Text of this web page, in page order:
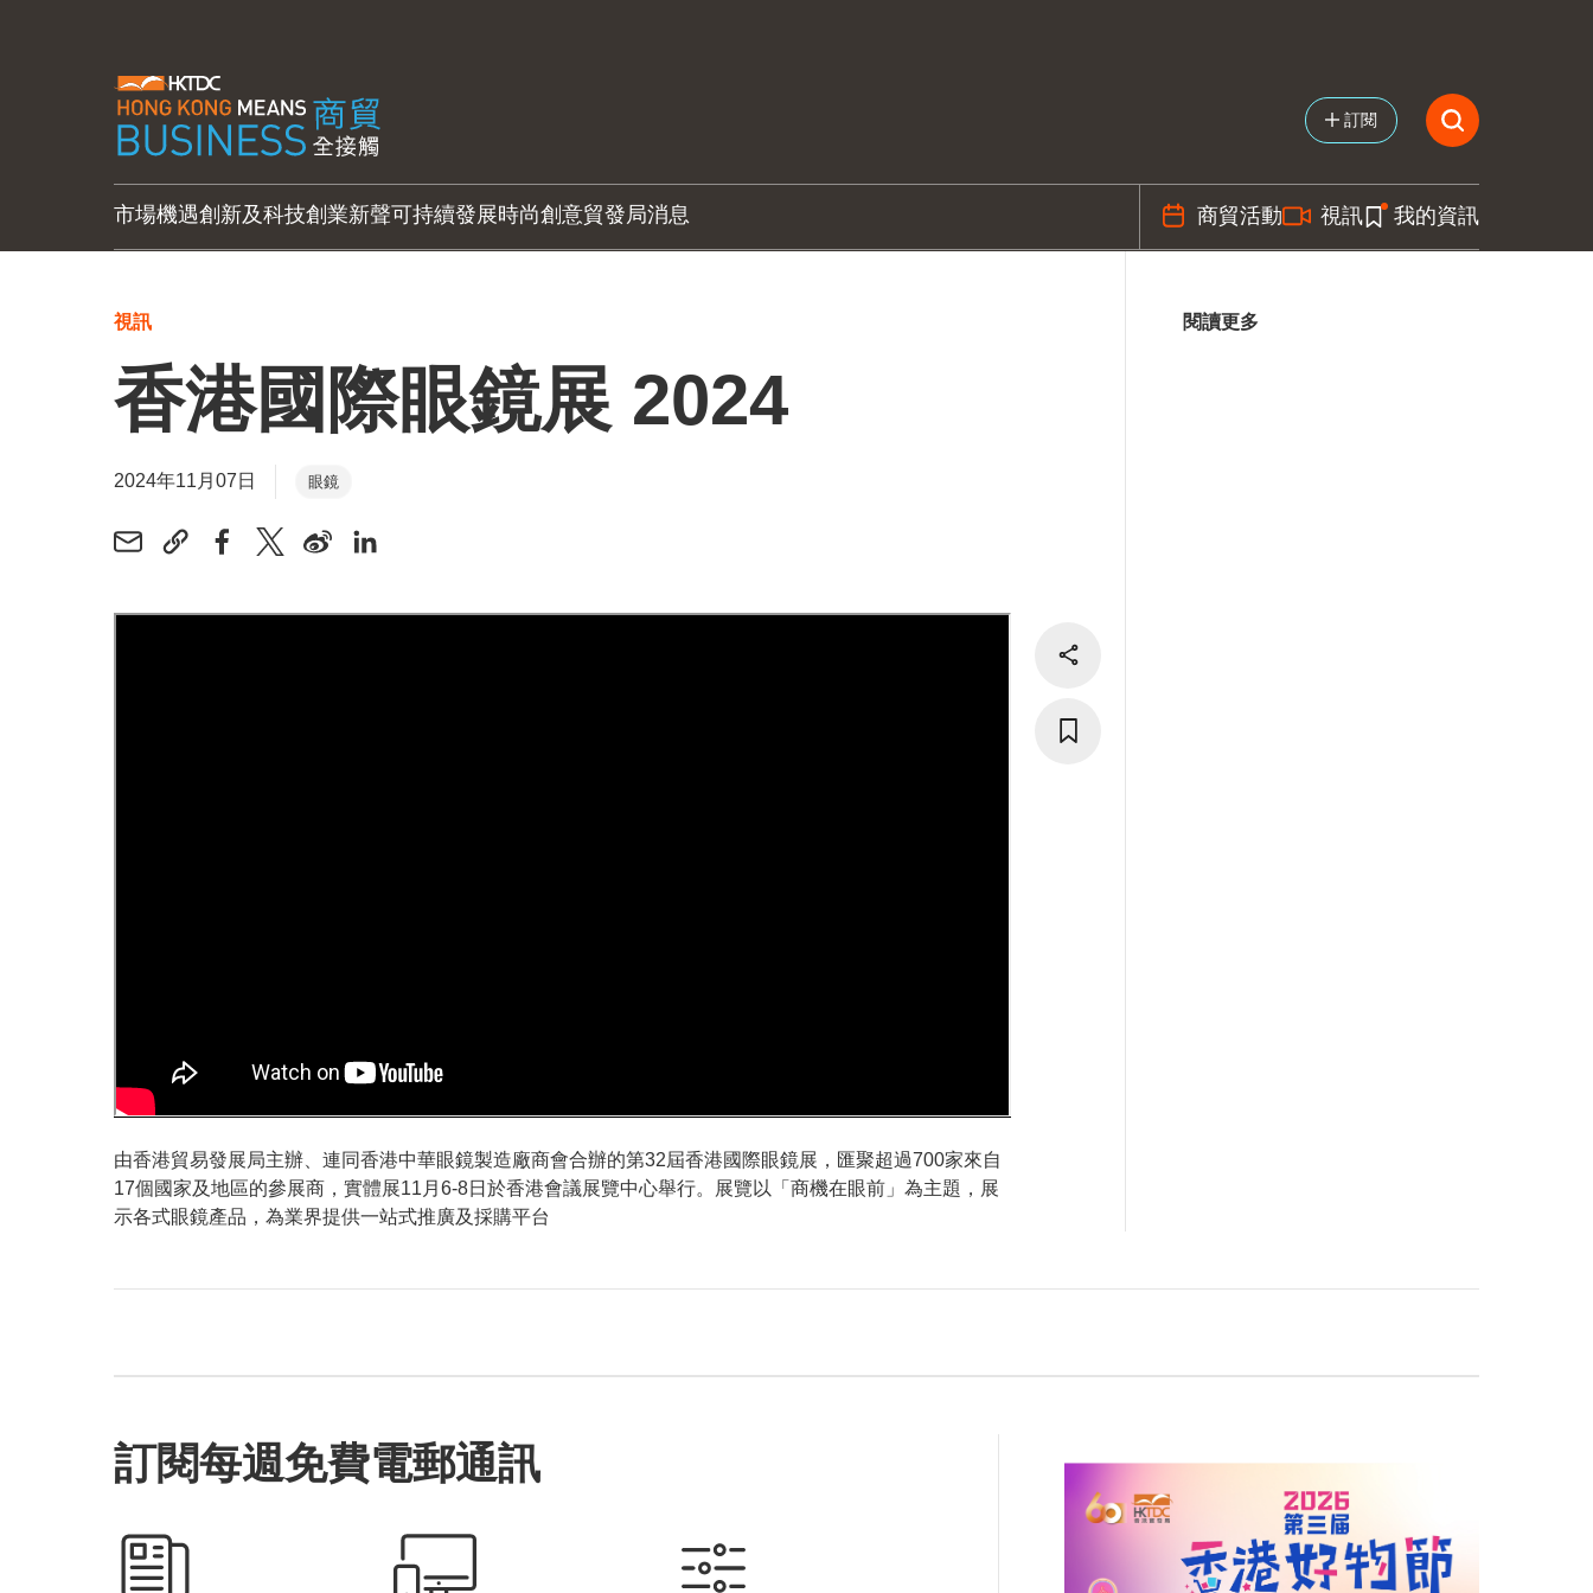
訂閱
市場機遇創新及科技創業新聲可持續發展時尚創意貿發局消息 商貿活動 視訊 我的資訊
視訊
香港國際眼鏡展 2024
2024年11月07日 眼鏡
由香港貿易發展局主辦、連同香港中華眼鏡製造廠商會合辦的第32屆香港國際眼鏡展，匯聚超過700家來自
17個國家及地區的參展商，實體展11月6-8日於香港會議展覽中心舉行。展覽以「商機在眼前」為主題，展
示各式眼鏡產品，為業界提供一站式推廣及採購平台
閱讀更多
訂閱每週免費電郵通訊